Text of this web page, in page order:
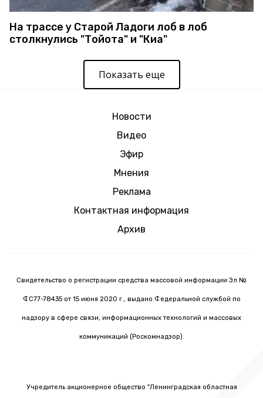
На трассе у Старой Ладоги лоб в лоб
столкнулись "Тойота" и "Киа"
Показать еще
Новости
Видео
Эфир
Мнения
Реклама
Контактная информация
Архив
Свидетельство о регистрации средства массовой информации Эл №
ФС77-78435 от 15 июня 2020 г., выдано Федеральной службой по
надзору в сфере связи, информационных технологий и массовых
коммуникаций (Роскомнадзор).
Учредитель акционерное общество "Ленинградская областная